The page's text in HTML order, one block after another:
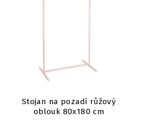
Stojan na pozadí růžový
oblouk 80x180 cm